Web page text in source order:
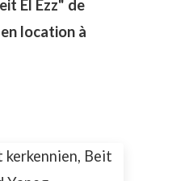
El Ezz" de
location à